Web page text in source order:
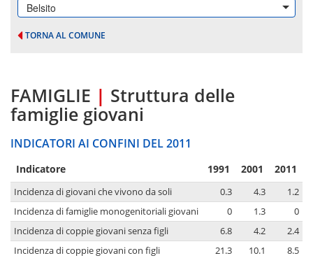
Belsito
TORNA AL COMUNE
FAMIGLIE | Struttura delle
famiglie giovani
INDICATORI AI CONFINI DEL 2011
Indicatore 1991 2001 2011
Incidenza di giovani che vivono da soli 0.3 4.3
1.2
Incidenza di famiglie monogenitoriali giovani
0 1.3
0
Incidenza di coppie giovani senza figli
6.8 4.2
2.4
Incidenza di coppie giovani con figli
21.3 10.1 8.5